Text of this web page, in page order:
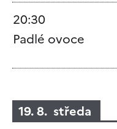
20:30
Padlé ovoce
19. 8. středa